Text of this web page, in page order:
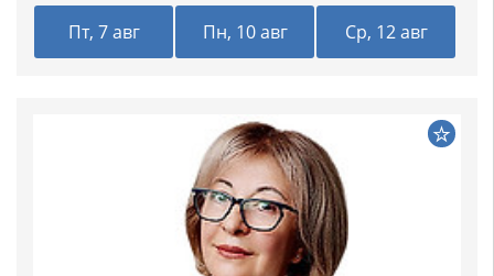
Пт, 7 авг Пн, 10 авг Ср, 12 авг